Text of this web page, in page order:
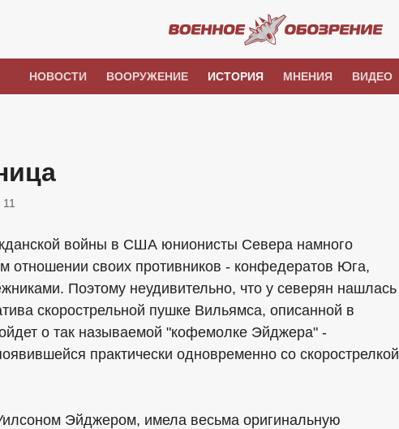
НОВОСТИ ВООРУЖЕНИЕ ИСТОРИЯ МНЕНИЯ ВИДЕО
11
войны в США юнионисты Севера намного
своих противников - конфедератов Юга,
Поэтому неудивительно, что у северян нашлась
скорострельной пушке Вильямса, описанной в
о так называемой "кофемолке Эйджера" -
практически одновременно со скорострелкой
Эйджером, имела весьма оригинальную